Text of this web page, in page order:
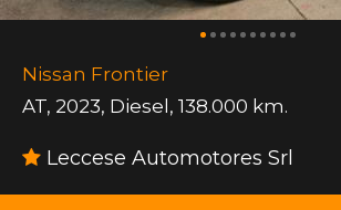
Nissan Frontier
AT, 2023, Diesel, 138.000 km.
Leccese Automotores Srl